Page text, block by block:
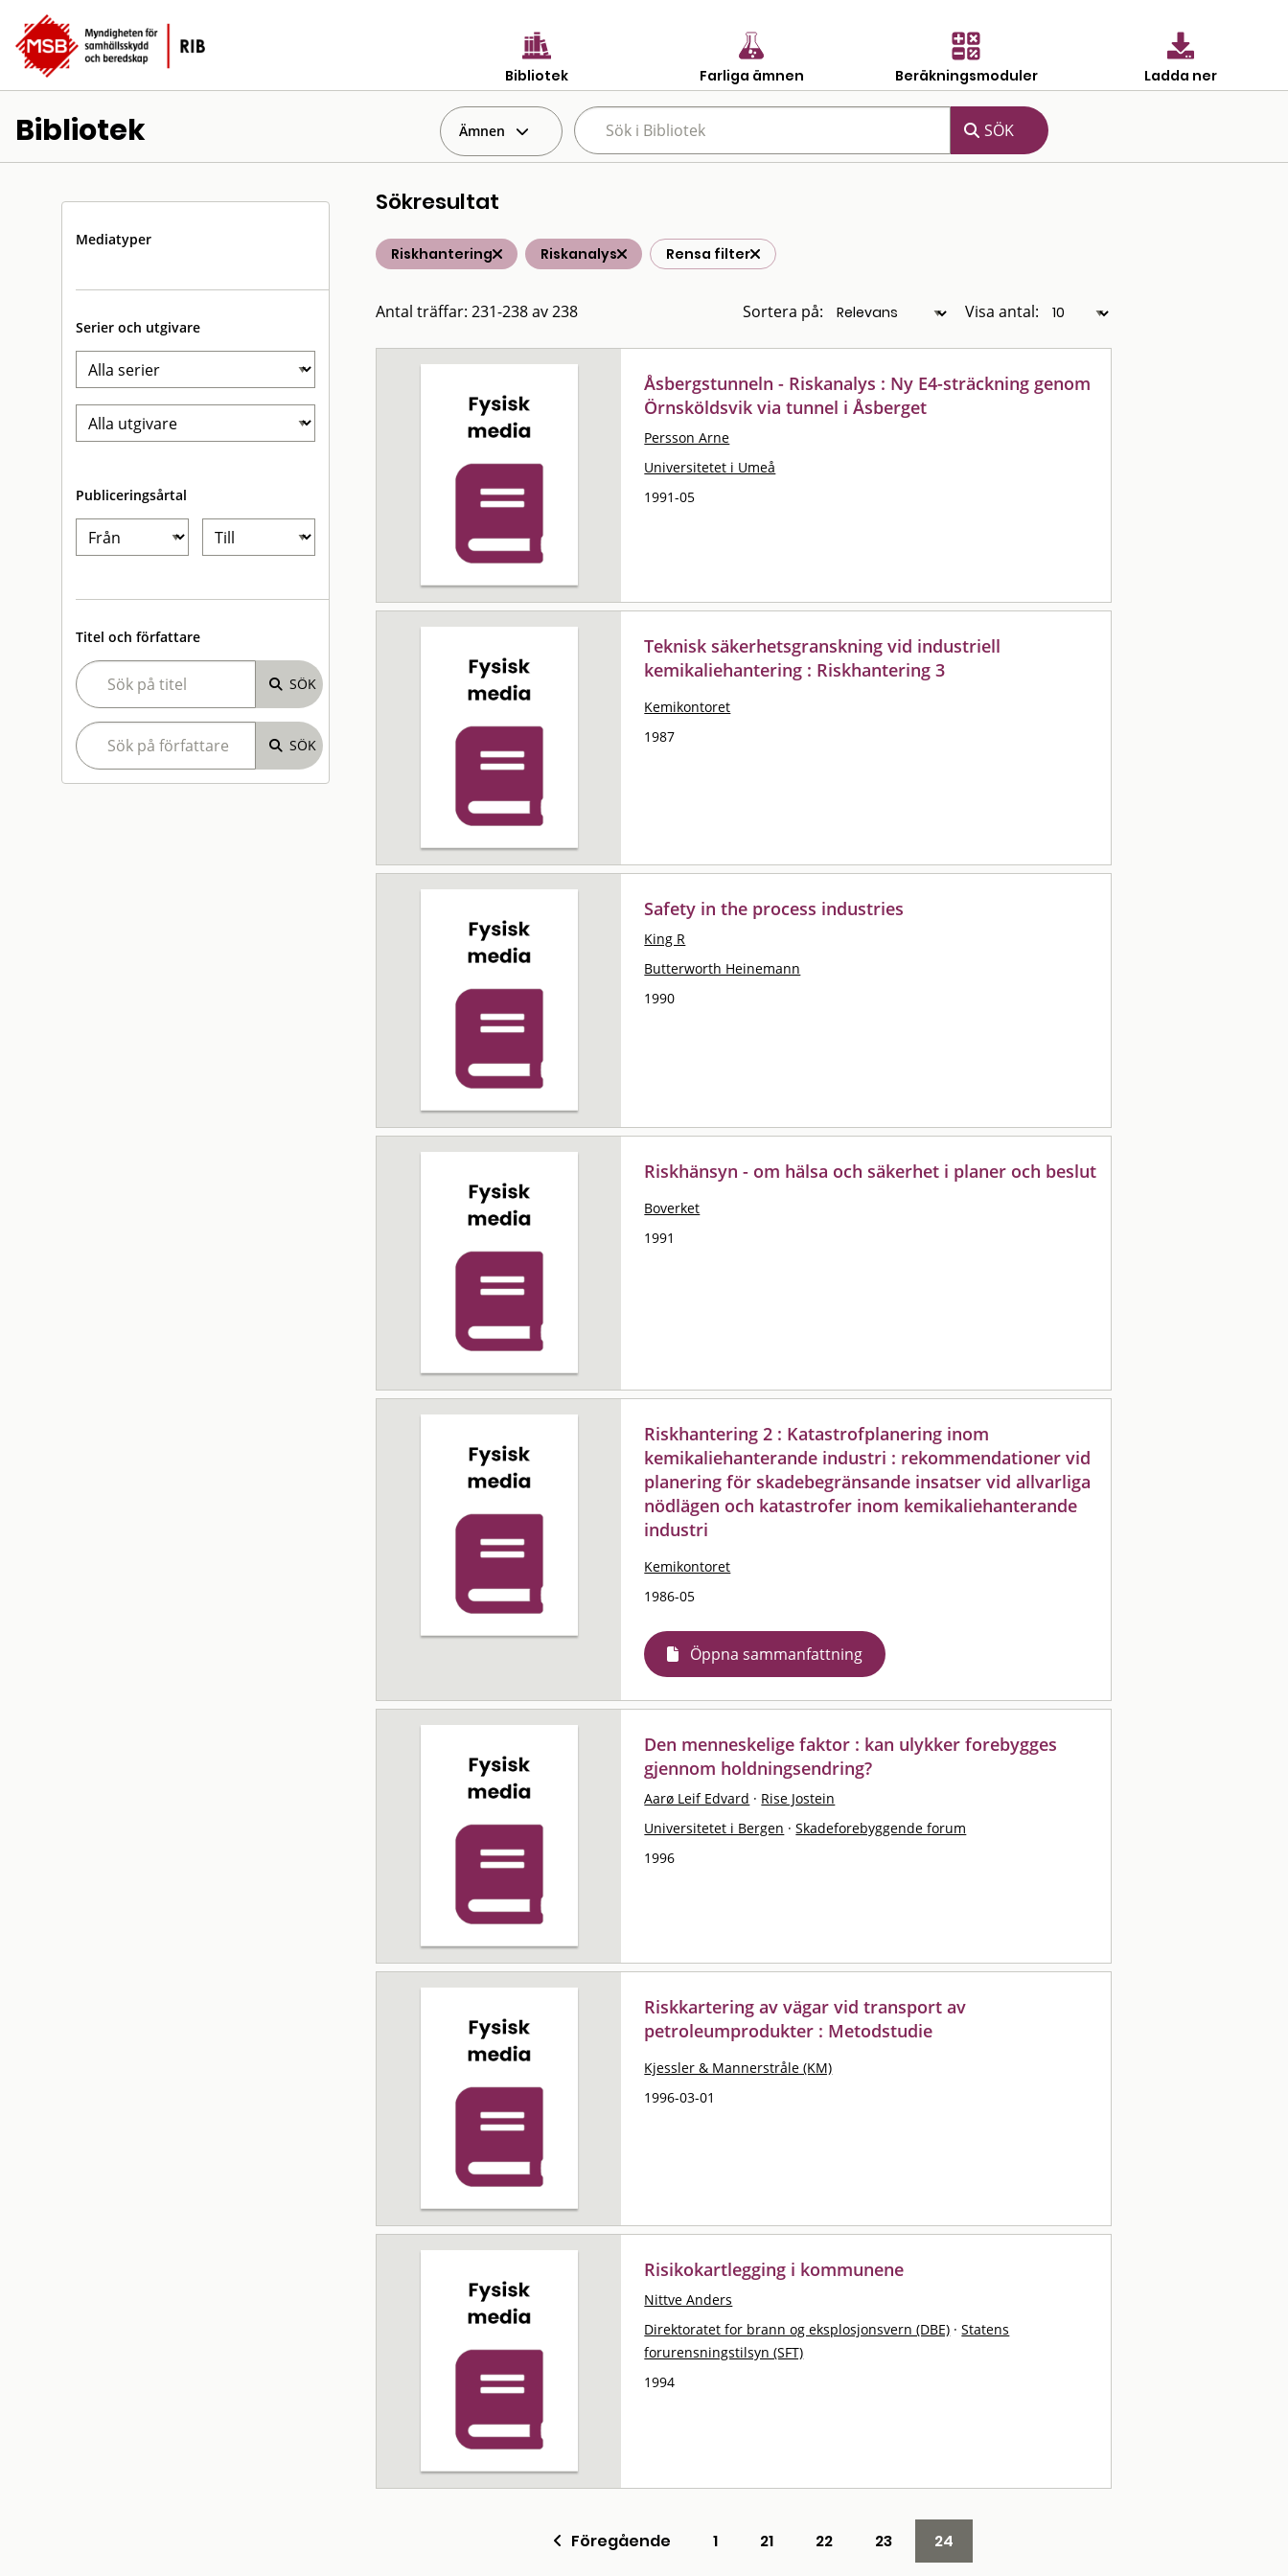
Bibliotek Farliga ämnen Beräkningsmoduler Ladda ner
Bibliotek Ämnen
Mediatyper
Serier och utgivare
Publiceringsårtal
Titel och författare
Sökresultat
Riskhantering Riskanalys Rensa filter
Antal träffar: 231-238 av 238 Sortera på: Visa antal:
Åsbergstunneln - Riskanalys : Ny E4-sträckning genom
Örnsköldsvik via tunnel i Åsberget
Persson Arne
Universitetet i Umeå
1991-05
Teknisk säkerhetsgranskning vid industriell
kemikaliehantering : Riskhantering 3
Kemikontoret
1987
Safety in the process industries
King R
Butterworth Heinemann
1990
Riskhänsyn - om hälsa och säkerhet i planer och beslut
Boverket
1991
Riskhantering 2 : Katastrofplanering inom
kemikaliehanterande industri : rekommendationer vid
planering för skadebegränsande insatser vid allvarliga
nödlägen och katastrofer inom kemikaliehanterande
industri
Kemikontoret
1986-05
Öppna sammanfattning
Den menneskelige faktor : kan ulykker forebygges
gjennom holdningsendring?
Aarø Leif Edvard · Rise Jostein
Universitetet i Bergen · Skadeforebyggende forum
1996
Riskkartering av vägar vid transport av
petroleumprodukter : Metodstudie
Kjessler & Mannerstråle (KM)
1996-03-01
Risikokartlegging i kommunene
Nittve Anders
Direktoratet for brann og eksplosjonsvern (DBE) · Statens
forurensningstilsyn (SFT)
1994
Föregående 1 21 22 23 24